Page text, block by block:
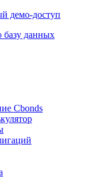
демо-доступ
базу данных
Cbonds